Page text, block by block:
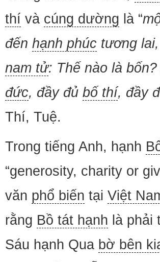
thí và cúng dường là “
đến hạnh phúc tương lai,
nam tử: Thế nào là
đức, đầy đủ bố thí, đầy
Thí, Tuệ.
Trong tiếng Anh, hạnh
“generosity, charity or
văn phổ biến tại Việt
rằng Bồ tát hạnh là phải
Sáu hạnh Qua bờ bên